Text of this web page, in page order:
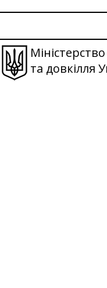
та довкілля